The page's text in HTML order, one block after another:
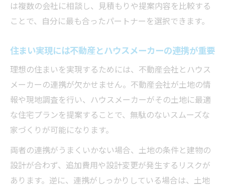
は複数の会社に相談し、見積もりや提案内容を比較する
ことで、自分に最も合ったパートナーを選択できます。
住まい実現には不動産とハウスメーカーの連携が重要
理想の住まいを実現するためには、不動産会社とハウス
メーカーの連携が欠かせません。不動産会社が土地の情
報や現地調査を行い、ハウスメーカーがその土地に最適
な住宅プランを提案することで、無駄のないスムーズな
家づくりが可能になります。
両者の連携がうまくいかない場合、土地の条件と建物の
設計が合わず、追加費用や設計変更が発生するリスクが
あります。逆に、連携がしっかりしている場合は、土地